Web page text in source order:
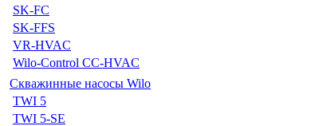
SK-FC
SK-FFS
VR-HVAC
Wilo-Control CC-HVAC
Скважинные насосы Wilo
TWI 5
TWI 5-SE